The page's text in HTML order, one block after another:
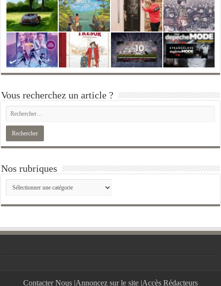
Vous recherchez un article ?
Nos rubriques
Nos
rubriques
Contacter Nous |Annoncez sur le site |Accès Rédacteurs